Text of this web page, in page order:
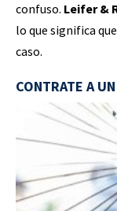
confuso. Leifer &
lo que significa
caso.
CONTRATE A